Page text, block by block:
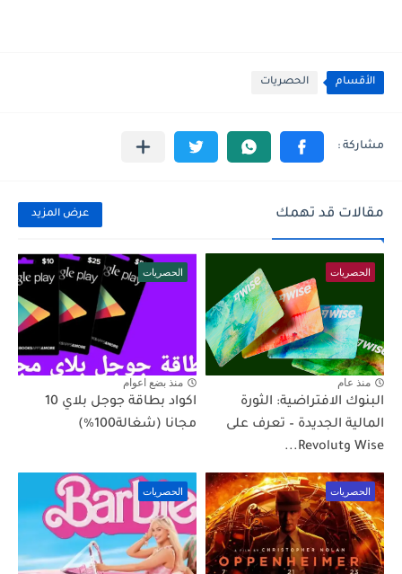
الأقسام الحصريات
مقالات قد تهمك عرض المزيد
الحصريات
منذ عام
البنوك الافتراضية: الثورة
المالية الجديدة – تعرف على
Wise وRevolut...
الحصريات
منذ بضع اعوام
اكواد بطاقة جوجل بلاي 10
مجانا (شغالة100%)
الحصريات الحصريات